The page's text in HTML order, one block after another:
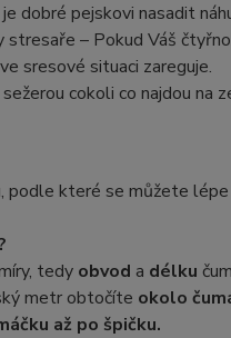
dobré pejskovi nasadit
stresaře – Pokud Váš
sresové situaci zareguje.
cokoli co najdou na
podle které se můžete
tedy obvod a délku
metr obtočíte okolo
až po špičku.